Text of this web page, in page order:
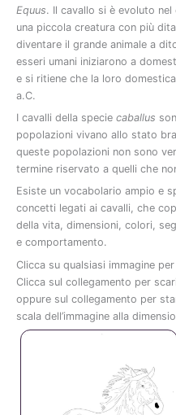
Equus. Il cavallo si è evoluto nel
una piccola creatura con più dita,
diventare il grande animale a
esseri umani iniziarono a
e si ritiene che la loro
a.C.
I cavalli della specie caballus
popolazioni vivano allo stato
queste popolazioni non sono
termine riservato a quelli che
Esiste un vocabolario ampio e
concetti legati ai cavalli, che
della vita, dimensioni, colori,
e comportamento.
Clicca su qualsiasi immagine per
Clicca sul collegamento per
oppure sul collegamento per
scala dell’immagine alla